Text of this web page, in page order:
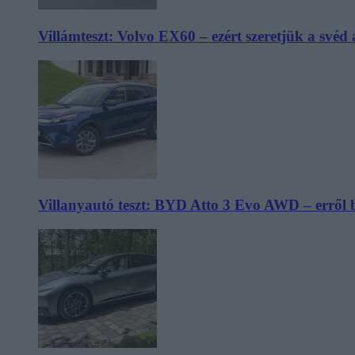
Villámteszt: Volvo EX60 – ezért szeretjük a svéd
Villanyautó teszt: BYD Atto 3 Evo AWD – erről